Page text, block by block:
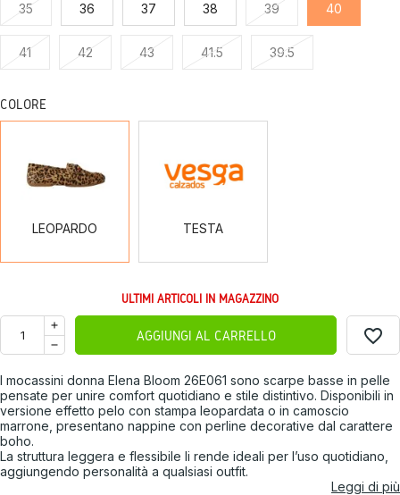
35 36 37 38 39 40
41 42 43 41.5 39.5
COLORE
LEOPARDO TESTA
ULTIMI ARTICOLI IN MAGAZZINO
AGGIUNGI AL CARRELLO favorite_border
I mocassini donna Elena Bloom 26E061 sono scarpe basse in pelle
pensate per unire comfort quotidiano e stile distintivo. Disponibili in
versione effetto pelo con stampa leopardata o in camoscio
marrone, presentano nappine con perline decorative dal carattere
boho.
La struttura leggera e flessibile li rende ideali per l’uso quotidiano,
aggiungendo personalità a qualsiasi outfit.
Leggi di più